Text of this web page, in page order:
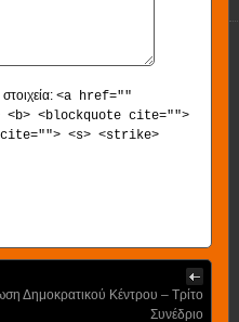
στοιχεία: <a href=""
<blockquote cite="">
cite=""> <s> <strike>
Δημοκρατικού Κέντρου – Τρίτο
Συνέδριο